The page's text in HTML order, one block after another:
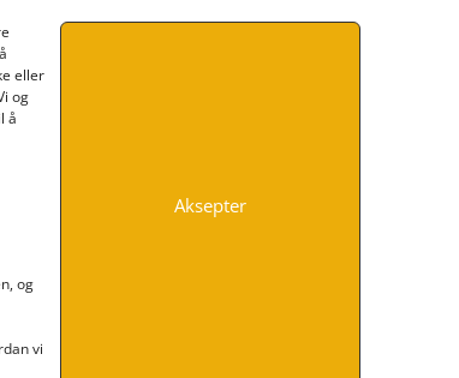
eller
og
å
og
vi
Aksepter
INFORMASJON